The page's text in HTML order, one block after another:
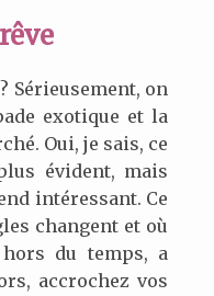
Sérieusement, on
exotique et la
Oui, je sais, ce
évident, mais
intéressant. Ce
changent et où
du temps, a
accrochez vos